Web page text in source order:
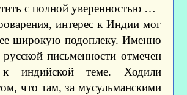
с полной уверенностью …
интерес к Индии мог
широкую подоплеку. Именно
письменности отмечен
к индийской теме. Ходили
что там, за мусульманскими